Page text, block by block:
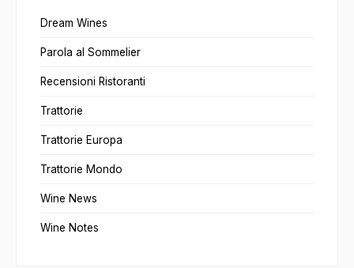
Dream Wines
Parola al Sommelier
Recensioni Ristoranti
Trattorie
Trattorie Europa
Trattorie Mondo
Wine News
Wine Notes